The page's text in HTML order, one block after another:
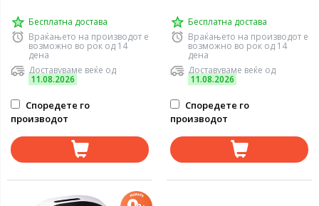
Бесплатна достава
Враќањето на производот е
возможно во рок од 14
дена
Доставуваме веќе од
11.08.2026
Споредете го
производот
Бесплатна достава
Враќањето на производот е
возможно во рок од 14
дена
Доставуваме веќе од
11.08.2026
Споредете го
производот